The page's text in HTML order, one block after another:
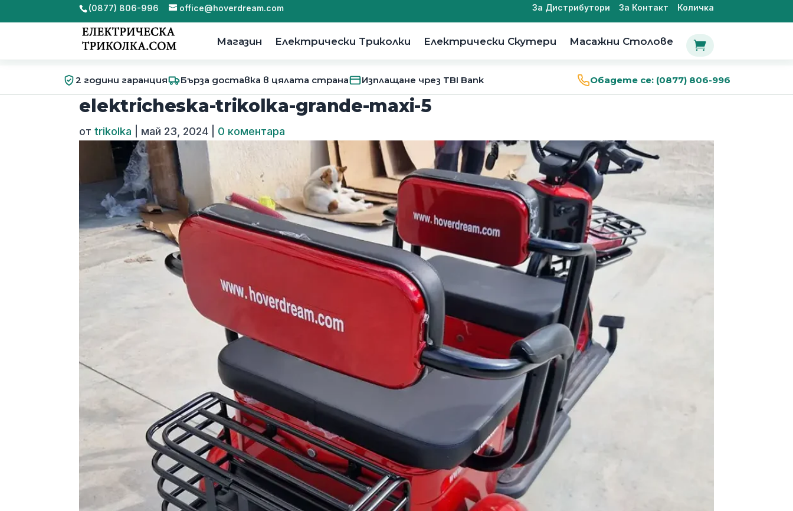
(0877) 806-996 office@hoverdream.com За Дистрибутори За Контакт Количка
Магазин Електрически Триколки Електрически Скутери Масажни Столове 
2 години гаранция Бърза доставка в цялата страна Изплащане чрез TBI Bank Обадете се: (0877) 806-996
elektricheska-trikolka-grande-maxi-5
отtrikolka май 23, 2024 0 коментара